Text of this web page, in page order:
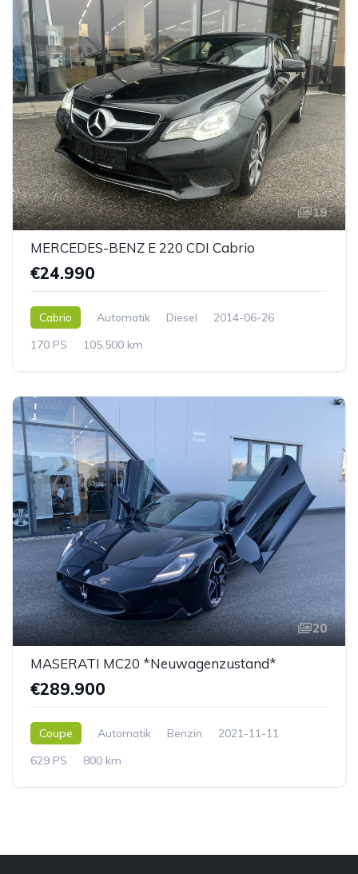
19
MERCEDES-BENZ E 220 CDI Cabrio
€24.990
Cabrio Automatik Diesel
2014-06-26
170 PS
105.500 km
20
MASERATI MC20 *Neuwagenzustand*
€289.900
Coupe Automatik Benzin
2021-11-11
629 PS
800 km